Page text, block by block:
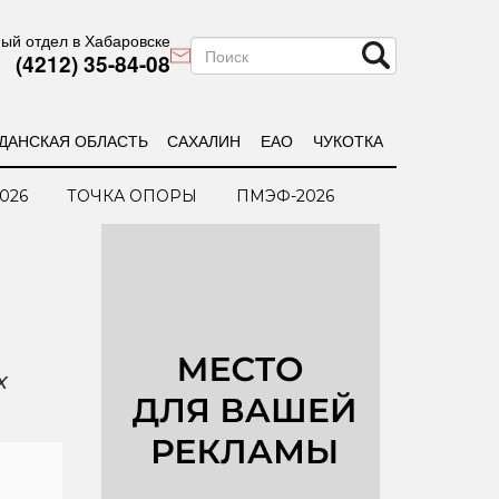
отдел в Хабаровске
(4212) 35-84-08
ОБЛАСТЬ САХАЛИН ЕАО ЧУКОТКА
ТОЧКА ОПОРЫ ПМЭФ-2026